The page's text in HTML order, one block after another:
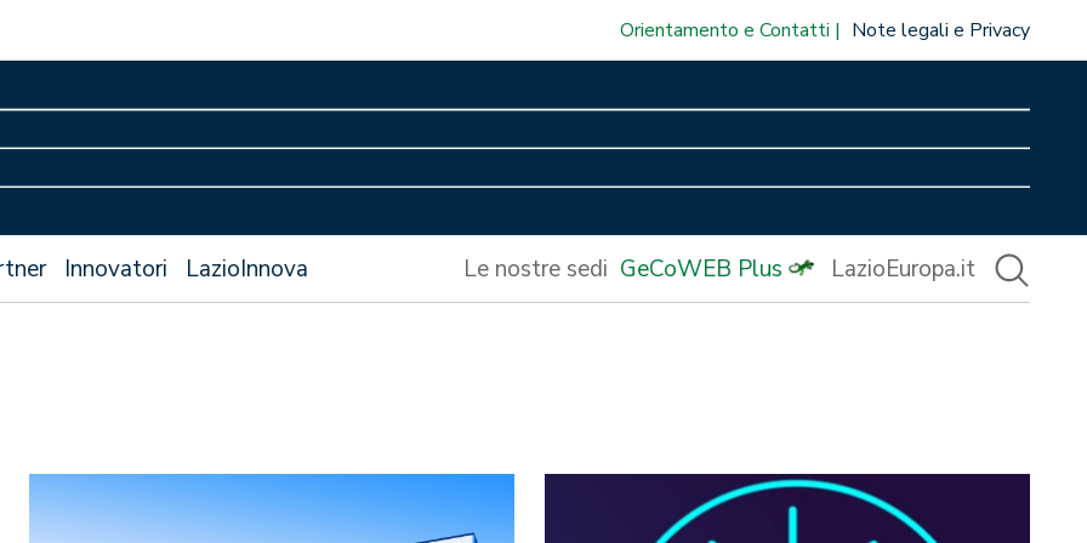
Orientamento e Contatti Note legali e Privacy
Innovatori LazioInnova Le nostre sedi GeCoWEB Plus LazioEuropa.it